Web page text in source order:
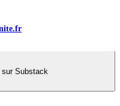
Substack